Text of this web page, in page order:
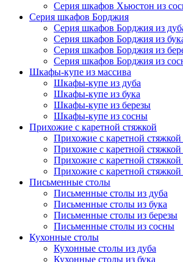
Серия шкафов Хьюстон из
Серия шкафов Борджия
Серия шкафов Борджия из
Серия шкафов Борджия из
Серия шкафов Борджия из
Серия шкафов Борджия из
Шкафы-купе из массива
Шкафы-купе из дуба
Шкафы-купе из бука
Шкафы-купе из березы
Шкафы-купе из сосны
Прихожие с каретной стяжкой
Прихожие с каретной стяжкой
Прихожие с каретной стяжкой
Прихожие с каретной стяжкой
Прихожие с каретной
Письменные столы
Письменные столы из дуба
Письменные столы из бука
Письменные столы из березы
Письменные столы из сосны
Кухонные столы
Кухонные столы из дуба
Кухонные столы из бука